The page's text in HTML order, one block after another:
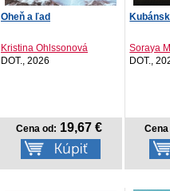
Oheň a ľad
Kristina Ohlssonová
DOT., 2026
Cena od: 19,67 €
Soraya
DOT.,